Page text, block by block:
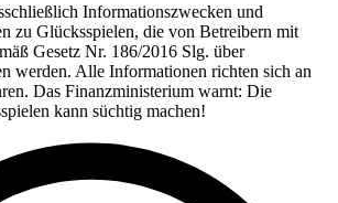
Informationszwecken und
zu Glücksspielen, die von Betreibern mit
Gesetz Nr. 186/2016 Slg. über
werden. Alle Informationen richten sich an
Das Finanzministerium warnt: Die
kann süchtig machen!